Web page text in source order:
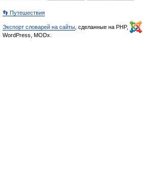
👣 Путешествия
Экспорт словарей на сайты , сделанные на PHP,
WordPress, MODx.